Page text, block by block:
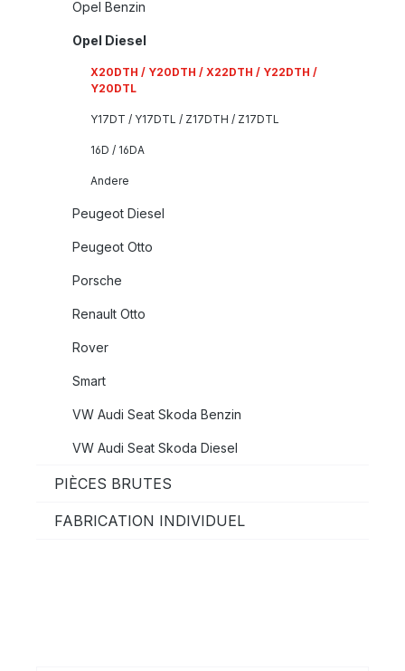
Opel Benzin
Opel Diesel
X20DTH / Y20DTH / X22DTH / Y22DTH /
Y20DTL
Y17DT / Y17DTL / Z17DTH / Z17DTL
16D / 16DA
Andere
Peugeot Diesel
Peugeot Otto
Porsche
Renault Otto
Rover
Smart
VW Audi Seat Skoda Benzin
VW Audi Seat Skoda Diesel
PIÈCES BRUTES
FABRICATION INDIVIDUEL